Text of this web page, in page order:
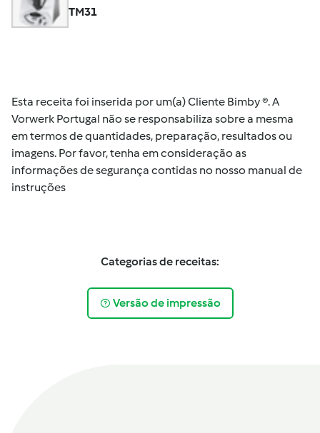
TM31
Esta receita foi inserida por um(a) Cliente Bimby ®. A
Vorwerk Portugal não se responsabiliza sobre a mesma
em termos de quantidades, preparação, resultados ou
imagens. Por favor, tenha em consideração as
informações de segurança contidas no nosso manual de
instruções
Categorias de receitas:
Versão de impressão